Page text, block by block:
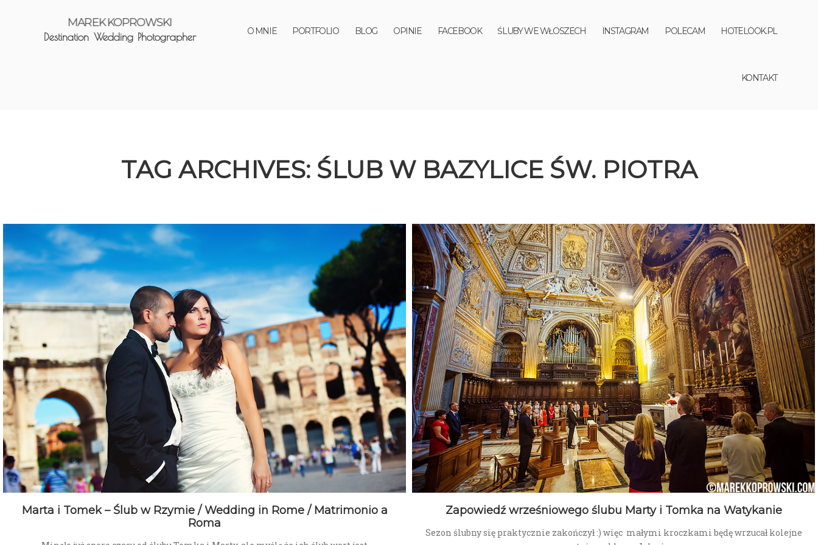
MAREK KOPROWSKI
Destination Wedding Photographer O MNIE PORTFOLIO BLOG OPINIE FACEBOOK ŚLUBY WE WŁOSZECH INSTAGRAM POLECAM HOTELOOK.PL
KONTAKT
TAG ARCHIVES: ŚLUB W BAZYLICE ŚW. PIOTRA
Marta i Tomek – Ślub w Rzymie / Wedding in Rome / Matrimonio a
Roma
Zapowiedź wrześniowego ślubu Marty i Tomka na Watykanie
Sezon ślubny się praktycznie zakończył :) więc małymi kroczkami będę wrzucał kolejne